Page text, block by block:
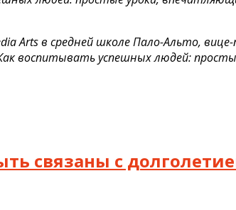
в средней школе Пало-Альто,
воспитывать успешных людей:
связаны с